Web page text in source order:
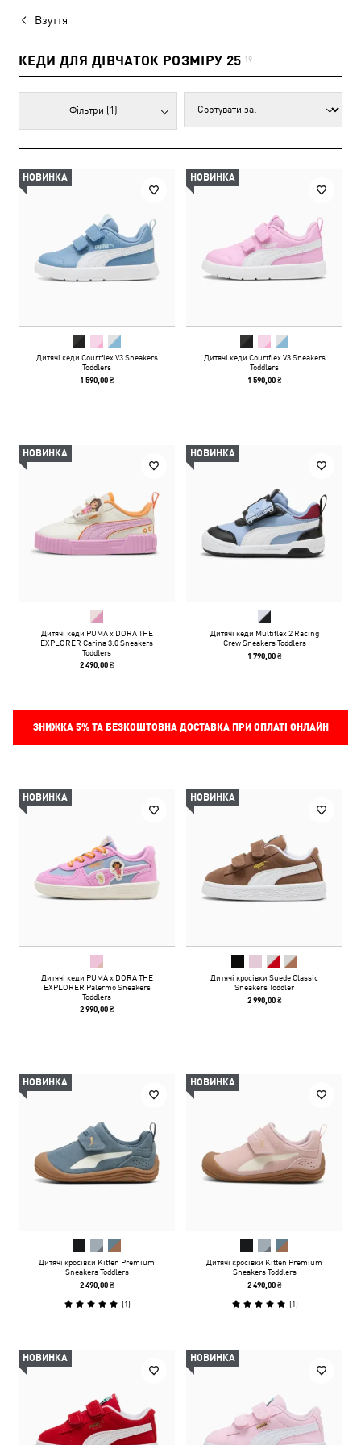
Взуття
КЕДИ ДЛЯ ДІВЧАТОК РОЗМІРУ 25 19
Фільтри (1)
НОВИНКА
Дитячі кеди Courtflex V3 Sneakers
Toddlers
1 590,00 ₴
НОВИНКА
Дитячі кеди Courtflex V3 Sneakers
Toddlers
1 590,00 ₴
НОВИНКА
Дитячі кеди PUMA x DORA THE
EXPLORER Carina 3.0 Sneakers
Toddlers
2 490,00 ₴
НОВИНКА
Дитячі кеди Multiflex 2 Racing
Crew Sneakers Toddlers
1 790,00 ₴
ЗНИЖКА 5%ТА БЕЗКОШТОВНА ДОСТАВКА ПРИ ОПЛАТІ ОНЛАЙН
НОВИНКА
Дитячі кеди PUMA x DORA THE
EXPLORER Palermo Sneakers
Toddlers
2 990,00 ₴
НОВИНКА
Дитячі кросівки Suede Classic
Sneakers Toddler
2 990,00 ₴
НОВИНКА
Дитячі кросівки Kitten Premium
Sneakers Toddlers
2 490,00 ₴
(1)
НОВИНКА
Дитячі кросівки Kitten Premium
Sneakers Toddlers
2 490,00 ₴
(1)
НОВИНКА НОВИНКА